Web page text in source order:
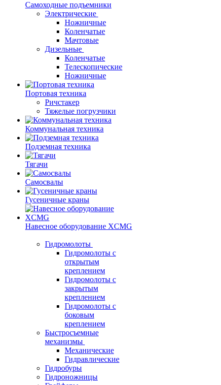
Самоходные подъемники
Электрические
Ножничные
Коленчатые
Мачтовые
Дизельные
Коленчатые
Телескопические
Ножничные
Портовая техника
Ричстакер
Тяжелые погрузчики
Коммунальная техника
Подземная техника
Тягачи
Самосвалы
Гусеничные краны
Навесное оборудование XCMG
Гидромолоты
Гидромолоты с
открытым
креплением
Гидромолоты с
закрытым
креплением
Гидромолоты с
боковым
креплением
Быстросъемные
механизмы
Механические
Гидравлические
Гидробуры
Гидроножницы